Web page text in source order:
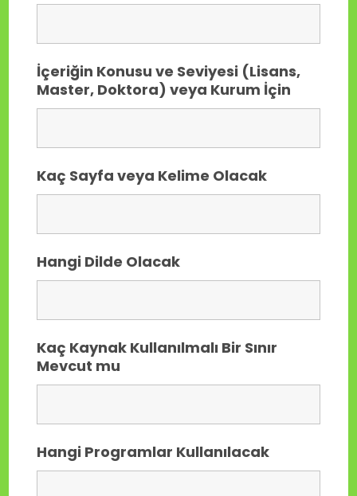
İçeriğin Konusu ve Seviyesi (Lisans,
Master, Doktora) veya Kurum İçin
Kaç Sayfa veya Kelime Olacak
Hangi Dilde Olacak
Kaç Kaynak Kullanılmalı Bir Sınır
Mevcut mu
Hangi Programlar Kullanılacak